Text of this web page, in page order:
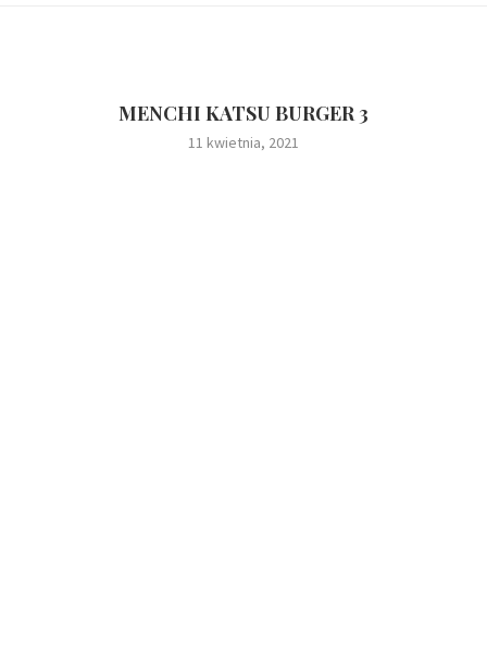
MENCHI KATSU BURGER 3
11 kwietnia, 2021